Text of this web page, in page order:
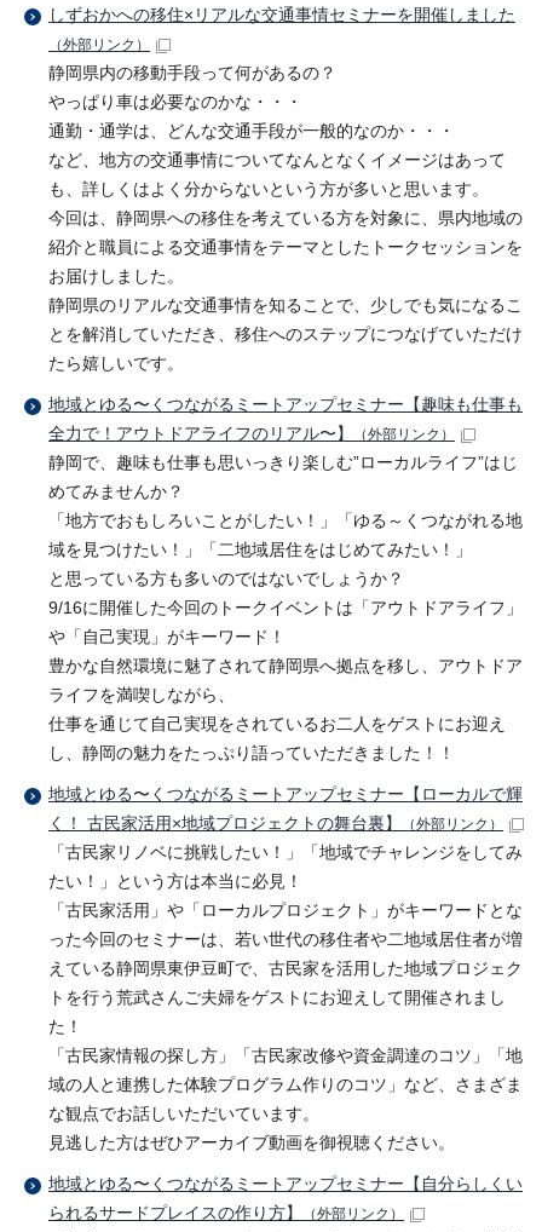
しずおかへの移住×リアルな交通事情セミナーを開催しました
（外部リンク）
静岡県内の移動手段って何があるの？
やっぱり車は必要なのかな・・・
通勤・通学は、どんな交通手段が一般的なのか・・・
など、地方の交通事情についてなんとなくイメージはあって
も、詳しくはよく分からないという方が多いと思います。
今回は、静岡県への移住を考えている方を対象に、県内地域の
紹介と職員による交通事情をテーマとしたトークセッションを
お届けしました。
静岡県のリアルな交通事情を知ることで、少しでも気になるこ
とを解消していただき、移住へのステップにつなげていただけ
たら嬉しいです。
地域とゆる〜くつながるミートアップセミナー【趣味も仕事も
全力で！アウトドアライフのリアル〜】
（外部リンク）
静岡で、趣味も仕事も思いっきり楽しむ”ローカルライフ”はじ
めてみませんか？
「地方でおもしろいことがしたい！」「ゆる～くつながれる地
域を見つけたい！」「二地域居住をはじめてみたい！」
と思っている方も多いのではないでしょうか？
9/16に開催した今回のトークイベントは「アウトドアライフ」
や「自己実現」がキーワード！
豊かな自然環境に魅了されて静岡県へ拠点を移し、アウトドア
ライフを満喫しながら、
仕事を通じて自己実現をされているお二人をゲストにお迎え
し、静岡の魅力をたっぷり語っていただきました！！
地域とゆる〜くつながるミートアップセミナー【ローカルで輝
く！ 古民家活用×地域プロジェクトの舞台裏】
（外部リンク）
「古民家リノベに挑戦したい！」「地域でチャレンジをしてみ
たい！」という方は本当に必見！
「古民家活用」や「ローカルプロジェクト」がキーワードとな
った今回のセミナーは、若い世代の移住者や二地域居住者が増
えている静岡県東伊豆町で、古民家を活用した地域プロジェク
トを行う荒武さんご夫婦をゲストにお迎えして開催されまし
た！
「古民家情報の探し方」「古民家改修や資金調達のコツ」「地
域の人と連携した体験プログラム作りのコツ」など、さまざま
な観点でお話しいただいています。
見逃した方はぜひアーカイブ動画を御視聴ください。
地域とゆる〜くつながるミートアップセミナー【自分らしくい
られるサードプレイスの作り方】
（外部リンク）